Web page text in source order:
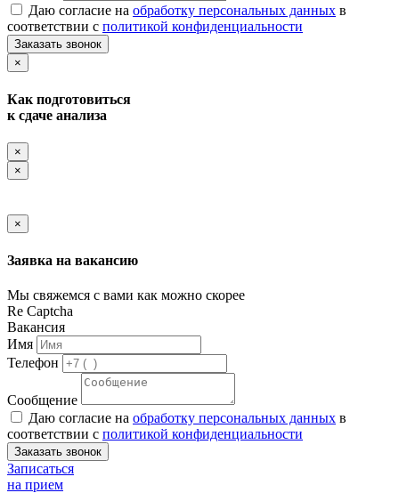
Даю согласие на обработку персональных данных в
соответствии с политикой конфиденциальности
Заказать звонок
×
Как подготовиться
к сдаче анализа
×
×
×
Заявка на вакансию
Мы свяжемся с вами как можно скорее
Re Captcha
Вакансия
Имя
Телефон
Сообщение
Даю согласие на обработку персональных данных в
соответствии с политикой конфиденциальности
Заказать звонок
Записаться
на прием